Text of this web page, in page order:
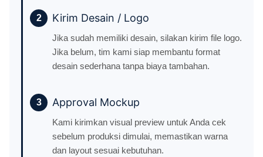
2 Kirim Desain / Logo
Jika sudah memiliki desain, silakan kirim file logo.
Jika belum, tim kami siap membantu format
desain sederhana tanpa biaya tambahan.
3 Approval Mockup
Kami kirimkan visual preview untuk Anda cek
sebelum produksi dimulai, memastikan warna
dan layout sesuai kebutuhan.